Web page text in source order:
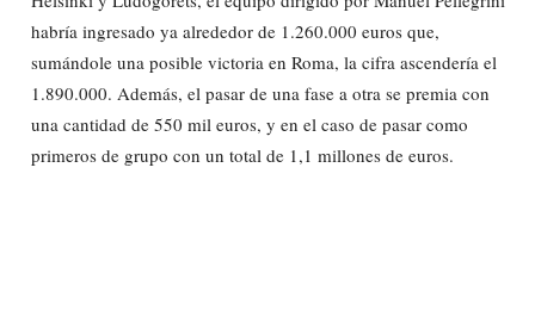
habría ingresado ya alrededor de 1.260.000 euros que,
sumándole una posible victoria en Roma, la cifra ascendería el
1.890.000. Además, el pasar de una fase a otra se premia con
una cantidad de 550 mil euros, y en el caso de pasar como
primeros de grupo con un total de 1,1 millones de euros.